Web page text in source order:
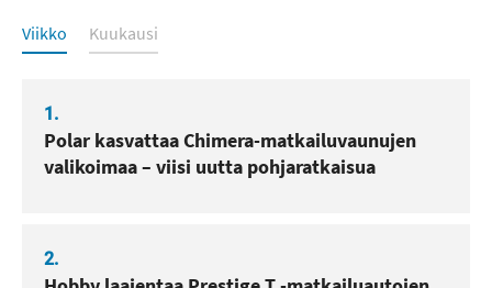
Luetuimmat
Viikko Kuukausi
1.
Polar kasvattaa Chimera-matkailuvaunujen
valikoimaa – viisi uutta pohjaratkaisua
2.